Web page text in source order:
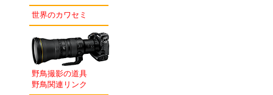
世界のカワセミ
野鳥撮影の道具
野鳥関連リンク